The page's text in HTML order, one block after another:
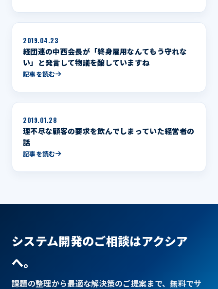
2019.04.23
経団連の中西会長が「終身雇用なんてもう守れな
い」と発言して物議を醸していますね
記事を読む
2019.01.28
理不尽な顧客の要求を飲んでしまっていた経営者の
話
記事を読む
システム開発のご相談はアクシア
へ。
課題の整理から最適な解決策のご提案まで、無料でサ